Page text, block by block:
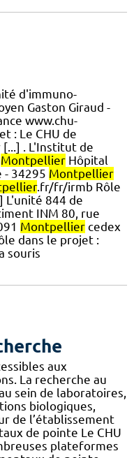
d'immuno-
Gaston Giraud -
www.chu-
: Le CHU de
. L'Institut de
Montpellier Hôpital
- 34295 Montpellier
.fr/fr/irmb Rôle
L'unité 844 de
INM 80, rue
Montpellier cedex
dans le projet :
souris
aux
La recherche au
sein de laboratoires,
biologiques,
de l’établissement
de pointe Le CHU
plateformes